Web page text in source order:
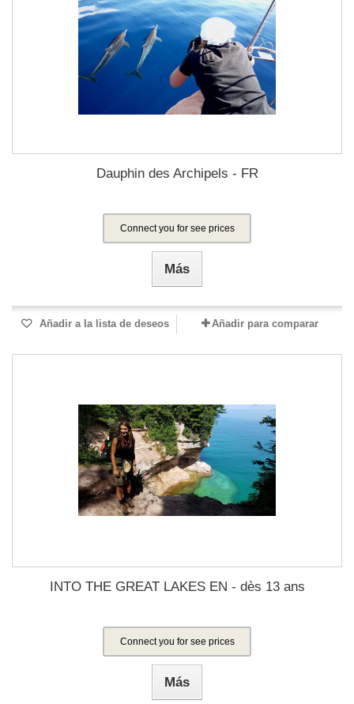
Dauphin des Archipels - FR
Connect you for see prices
Más
Añadir a la lista de deseos Añadir para comparar
INTO THE GREAT LAKES EN - dès 13 ans
Connect you for see prices
Más